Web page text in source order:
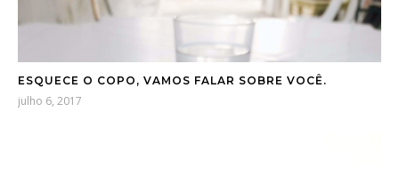
ESQUECE O COPO, VAMOS FALAR SOBRE VOCÊ.
julho 6, 2017